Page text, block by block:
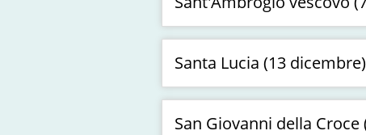
Santa Lucia (13 dicembre)
San Giovanni della